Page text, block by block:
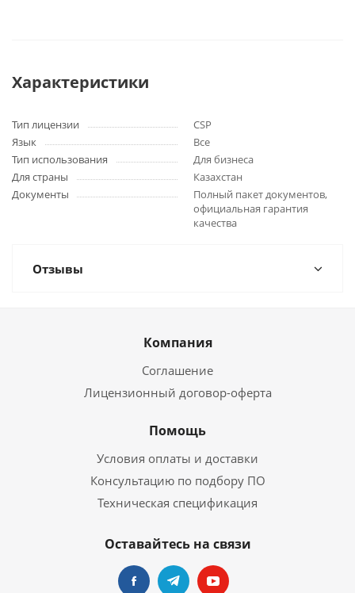
Характеристики
Тип лицензии
CSP
Язык
Все
Тип использования
Для бизнеса
Для страны
Казахстан
Документы
Полный пакет документов,
официальная гарантия
качества
Отзывы
Компания
Соглашение
Лицензионный договор-оферта
Помощь
Условия оплаты и доставки
Консультацию по подбору ПО
Техническая спецификация
Оставайтесь на связи